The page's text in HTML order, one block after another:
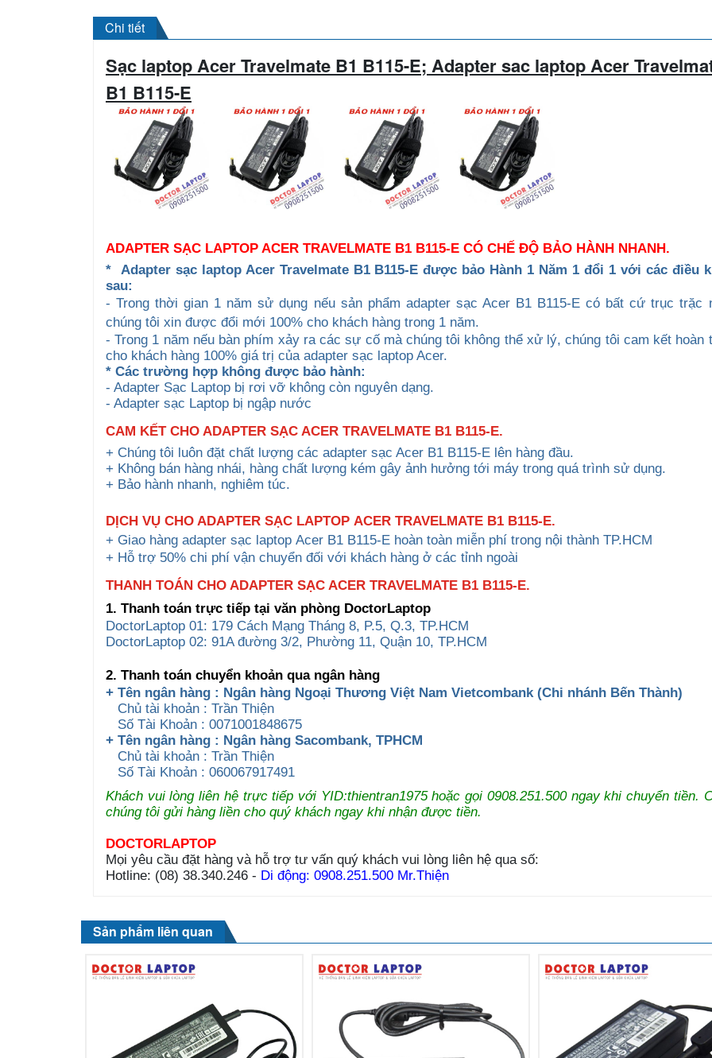
Chi tiết
Sạc laptop AcerTravelmate B1 B115-E; Adapter sac laptopAcer
B1 B115-E
ADAPTER SẠC LAPTOP ACER TRAVELMATE B1 B115-E CÓ CHẾ ĐỘ BẢO HÀNH NHANH.
*
Adapter sạc laptop Acer Travelmate B1 B115-E được bảo Hành 1 Năm 1 đổi 1 với các điều
sau:
- Trong thời gian 1 năm sử dụng nếu sản phẩm adapter sạc Acer B1 B115-E có bất cứ trục trặc
chúng tôi xin được đổi mới 100% cho khách hàng trong 1 năm.
- Trong 1 năm nếu bàn phím xảy ra các sự cố mà chúng tôi không thể xử lý, chúng tôi cam kết hoàn
cho khách hàng 100% giá trị của adapter sạc laptop Acer.
* Các trường hợp không được bảo hành:
- Adapter Sạc Laptop bị rơi vỡ không còn nguyên dạng.
- Adapter sạc Laptop bị ngập nước
CAM KẾT CHO ADAPTER SẠC ACER TRAVELMATE B1 B115-E.
+ Chúng tôi luôn đặt chất lượng các adapter sạc Acer B1 B115-E lên hàng đầu.
+ Không bán hàng nhái, hàng chất lượng kém gây ảnh hưởng tới máy trong quá trình sử dụng.
+ Bảo hành nhanh, nghiêm túc.
DỊCH VỤ CHO ADAPTER SẠC LAPTOP ACER TRAVELMATE B1 B115-E.
+ Giao hàng adapter sạc laptop Acer B1 B115-E hoàn toàn miễn phí trong nội thành TP.HCM
+ Hỗ trợ 50% chi phí vận chuyển đối với khách hàng ở các tỉnh ngoài
THANH TOÁN CHO ADAPTER SẠC ACER TRAVELMATE B1 B115-E.
1. Thanh toán trực tiếp tại văn phòng DoctorLaptop
DoctorLaptop 01: 179 Cách Mạng Tháng 8, P.5, Q.3, TP.HCM
DoctorLaptop 02: 91A đường 3/2, Phường 11, Quận 10, TP.HCM
2. Thanh toán chuyển khoản qua ngân hàng
+ Tên ngân hàng : Ngân hàng Ngoại Thương Việt Nam Vietcombank (Chi nhánh Bến Thành)
Chủ tài khoản : Trần Thiện
Số Tài Khoản : 0071001848675
+ Tên ngân hàng : Ngân hàng Sacombank, TPHCM
Chủ tài khoản : Trần Thiện
Số Tài Khoản : 060067917491
Khách vui lòng liên hệ trực tiếp với YID:thientran1975 hoặc gọi 0908.251.500 ngay khi chuyển tiền.
chúng tôi gửi hàng liền cho quý khách ngay khi nhận được tiền.
DOCTORLAPTOP
Mọi yêu cầu đặt hàng và hỗ trợ tư vấn quý khách vui lòng liên hệ qua số:
Hotline: (08) 38.340.246 - Di động: 0908.251.500 Mr.Thiện
Sản phẩm liên quan